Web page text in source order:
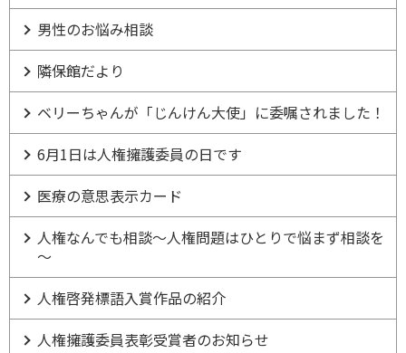
男性のお悩み相談
隣保館だより
ベリーちゃんが「じんけん大使」に委嘱されました！
6月1日は人権擁護委員の日です
医療の意思表示カード
人権なんでも相談～人権問題はひとりで悩まず相談を
～
人権啓発標語入賞作品の紹介
人権擁護委員表彰受賞者のお知らせ